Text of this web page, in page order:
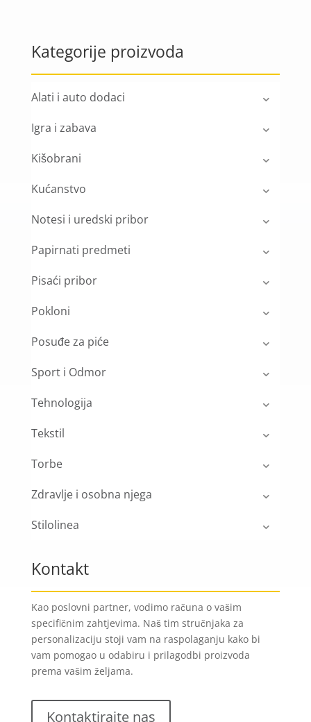
Kategorije proizvoda
Alati i auto dodaci
Igra i zabava
Kišobrani
Kućanstvo
Notesi i uredski pribor
Papirnati predmeti
Pisaći pribor
Pokloni
Posuđe za piće
Sport i Odmor
Tehnologija
Tekstil
Torbe
Zdravlje i osobna njega
Stilolinea
Kontakt
Kao poslovni partner, vodimo računa o vašim
specifičnim zahtjevima. Naš tim stručnjaka za
personalizaciju stoji vam na raspolaganju kako bi
vam pomogao u odabiru i prilagodbi proizvoda
prema vašim željama.
Kontaktirajte nas